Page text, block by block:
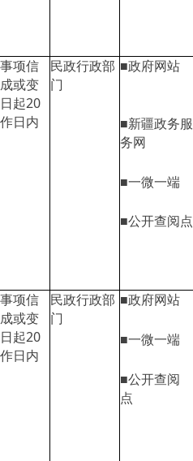
项信
或变
起20
日内
民政行政部
门
■政府网站
■新疆政务服
务网
■一微一端
■公开查阅点
项信
或变
起20
日内
民政行政部
门
■政府网站
■一微一端
■公开查阅
点